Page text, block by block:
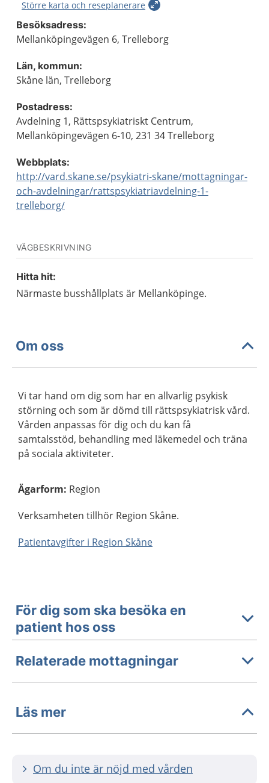
Större karta och reseplanerare
Besöksadress:
Mellanköpingevägen 6, Trelleborg
Län, kommun:
Skåne län, Trelleborg
Postadress:
Avdelning 1, Rättspsykiatriskt Centrum,
Mellanköpingevägen 6-10, 231 34 Trelleborg
Webbplats:
http://vard.skane.se/psykiatri-skane/mottagningar-
och-avdelningar/rattspsykiatriavdelning-1-
trelleborg/
VÄGBESKRIVNING
Hitta hit:
Närmaste busshållplats är Mellanköpinge.
Om oss
Vi tar hand om dig som har en allvarlig psykisk
störning och som är dömd till rättspsykiatrisk vård.
Vården anpassas för dig och du kan få
samtalsstöd, behandling med läkemedel och träna
på sociala aktiviteter.
Ägarform: Region
Verksamheten tillhör Region Skåne.
Patientavgifter i Region Skåne
För dig som ska besöka en
patient hos oss
Relaterade mottagningar
Läs mer
Om du inte är nöjd med vården